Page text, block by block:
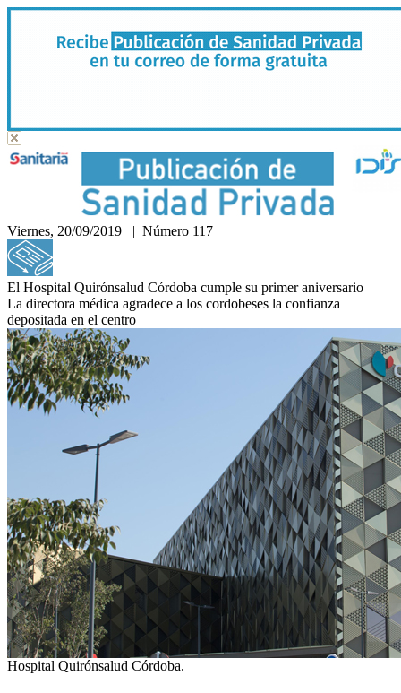
Viernes, 20/09/2019 | Número 117
El Hospital Quirónsalud Córdoba cumple su primer aniversario
La directora médica agradece a los cordobeses la confianza
depositada en el centro
Hospital Quirónsalud Córdoba.